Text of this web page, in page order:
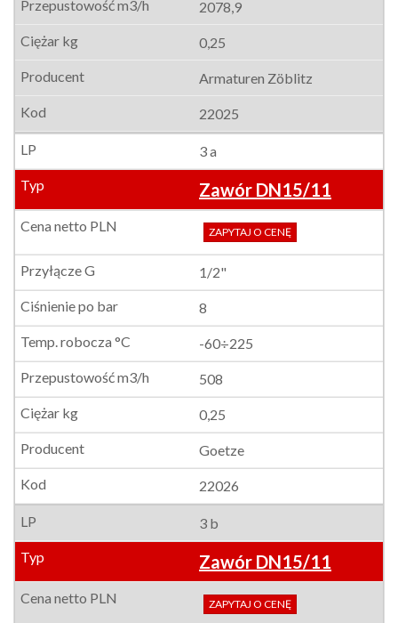
2078,9
0,25
Armaturen Zöblitz
22025
3 a
Zawór DN15/11
ZAPYTAJ O CENĘ
1/2"
8
-60÷225
508
0,25
Goetze
22026
3 b
Zawór DN15/11
ZAPYTAJ O CENĘ